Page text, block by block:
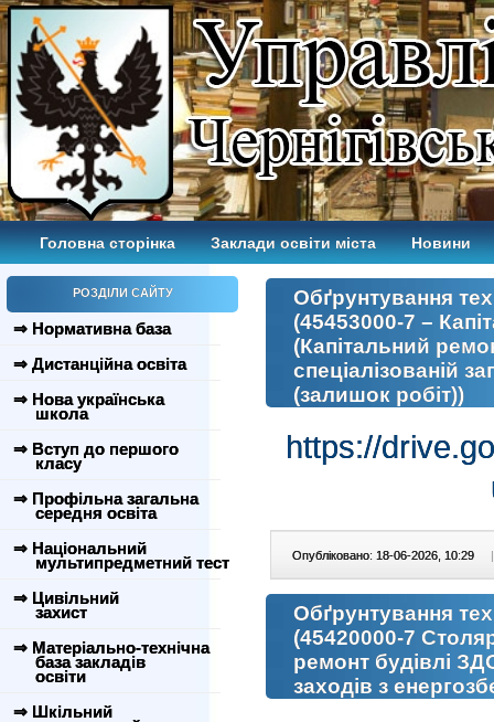
Головна сторінка Заклади освіти міста Новини
РОЗДІЛИ САЙТУ
⇒ Нормативна база
⇒ Дистанційна освіта
⇒ Нова українська
школа
⇒ Вступ до першого
класу
⇒ Профільна загальна
середня освіта
⇒ Національний
мультипредметний тест
⇒ Цивільний
захист
⇒ Матеріально-технічна
база закладів
освіти
⇒ Шкільний
Обґрунтування
(45453000-7 –
(Капітальний
спеціалізованій
(залишок робіт))
https://
Опубліковано: 18-06-2026, 10:29 |
Обґрунтування
(45420000-7
ремонт будівлі
заходів з